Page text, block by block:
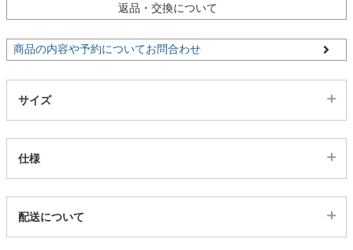
ラグ
返品・交換について
商品の内容や予約についてお問合わせ
サイズ
仕様
23800029
配送について